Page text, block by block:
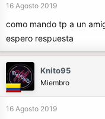
16 Agosto 2019
como mando tp a un
espero respuesta
Knito95
Miembro
16 Agosto 2019